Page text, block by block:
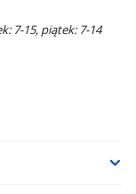
7-15, piątek: 7-14